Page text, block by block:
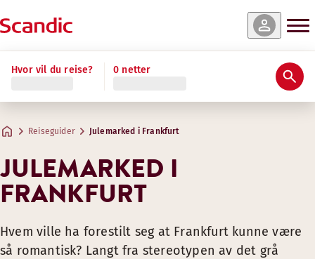
Hvor vil du reise? 0 netter
Reiseguider Julemarked i Frankfurt
JULEMARKED I
FRANKFURT
Hvem ville ha forestilt seg at Frankfurt kunne være
så romantisk? Langt fra stereotypen av det grå